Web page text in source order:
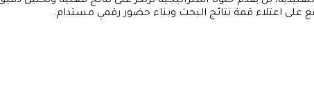
اعتلاء قمة نتائج البحث وبناء حضور رقمي مستدام.